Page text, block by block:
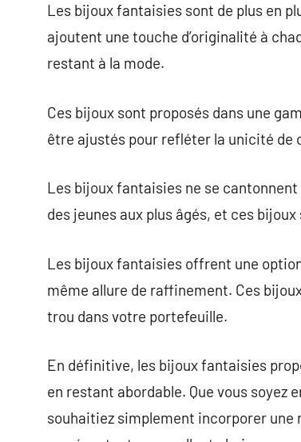
Les bijoux fantaisies sont de plus en
ajoutent une touche d’originalité à
restant à la mode.
Ces bijoux sont proposés dans une
être ajustés pour refléter la unicité de
Les bijoux fantaisies ne se
des jeunes aux plus âgés, et ces
Les bijoux fantaisies offrent une
même allure de raffinement. Ces
trou dans votre portefeuille.
En définitive, les bijoux fantaisies
en restant abordable. Que vous soyez
souhaitiez simplement incorporer une